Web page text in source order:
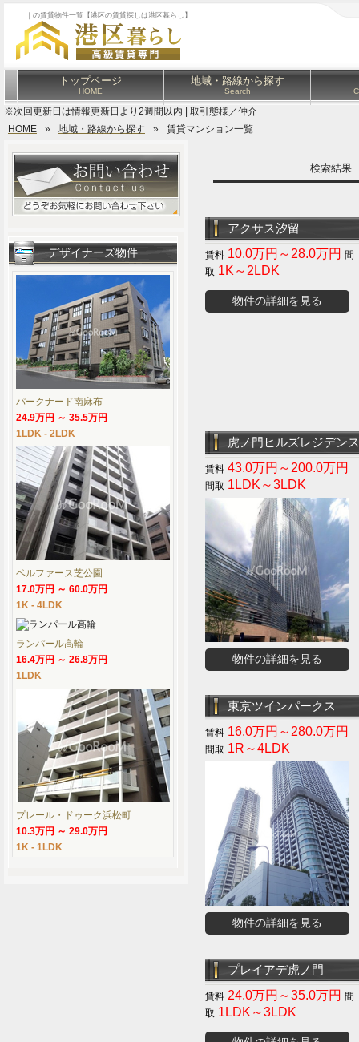
｜の賃貸物件一覧【港区の賃貸探しは港区暮らし】
トップページ
HOME
地域・路線から探す
Search
※次回更新日は情報更新日より2週間以内 | 取引態様／仲介
HOME
» 地域・路線から探す » 賃貸マンション一覧
検索結
アクサス汐留
10.0万円～28.0万円
1K～2LDK
物件の詳細を見る
虎ノ門ヒルズレジデンス
43.0万円～200.0万円
1LDK～3LDK
物件の詳細を見る
東京ツインパークス
16.0万円～280.0万円
1R～4LDK
物件の詳細を見る
プレイアデ虎ノ門
24.0万円～35.0万円
1LDK～3LDK
デザイナーズ物件
パークナード南麻布
24.9万円 ～ 35.5万円
1LDK - 2LDK
ベルファース芝公園
17.0万円 ～ 60.0万円
1K - 4LDK
ランパール高輪
16.4万円 ～ 26.8万円
1LDK
プレール・ドゥーク浜松町
10.3万円 ～ 29.0万円
1K - 1LDK